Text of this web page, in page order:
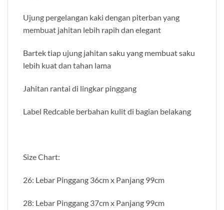
Ujung pergelangan kaki dengan piterban yang
membuat jahitan lebih rapih dan elegant
Bartek tiap ujung jahitan saku yang membuat saku
lebih kuat dan tahan lama
Jahitan rantai di lingkar pinggang
Label Redcable berbahan kulit di bagian belakang
Size Chart:
26: Lebar Pinggang 36cm x Panjang 99cm
28: Lebar Pinggang 37cm x Panjang 99cm